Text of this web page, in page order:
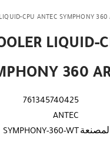
CPU ANTEC SYMPHONY 360
LIQUID-
360
761345740425
ANTEC
SYMPHONY-360-WT